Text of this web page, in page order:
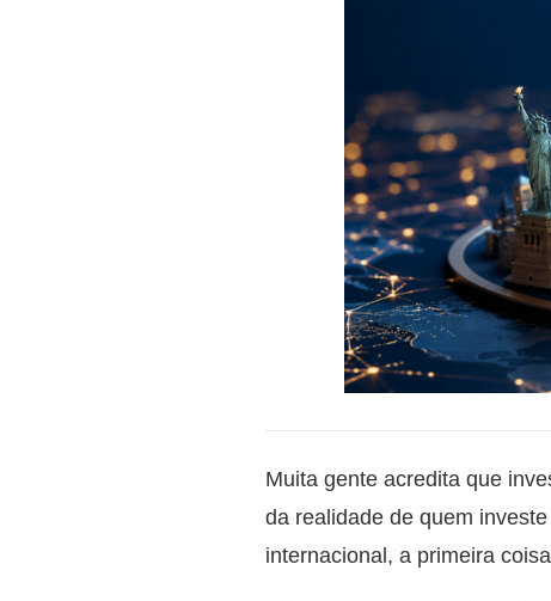
Muita gente acredita que
da realidade de quem
internacional, a primeira